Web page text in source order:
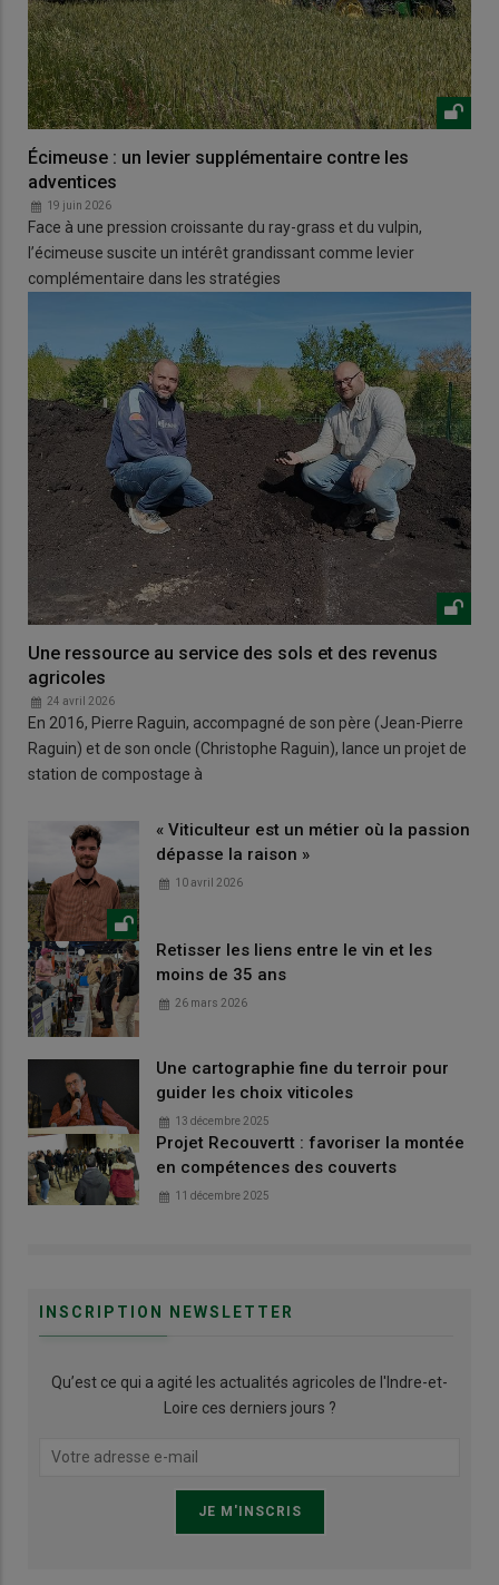
Écimeuse : un levier supplémentaire contre les
adventices
19 juin 2026
Face à une pression croissante du ray-grass et du vulpin,
l’écimeuse suscite un intérêt grandissant comme levier
complémentaire dans les stratégies
Une ressource au service des sols et des revenus
agricoles
24 avril 2026
En 2016, Pierre Raguin, accompagné de son père (Jean-Pierre
Raguin) et de son oncle (Christophe Raguin), lance un projet de
station de compostage à
« Viticulteur est un métier où la passion
dépasse la raison »
10 avril 2026
Retisser les liens entre le vin et les
moins de 35 ans
26 mars 2026
Une cartographie fine du terroir pour
guider les choix viticoles
13 décembre 2025
Projet Recouvertt : favoriser la montée
en compétences des couverts
11 décembre 2025
INSCRIPTION NEWSLETTER
Qu’est ce qui a agité les actualités agricoles de l'Indre-et-
Loire ces derniers jours ?